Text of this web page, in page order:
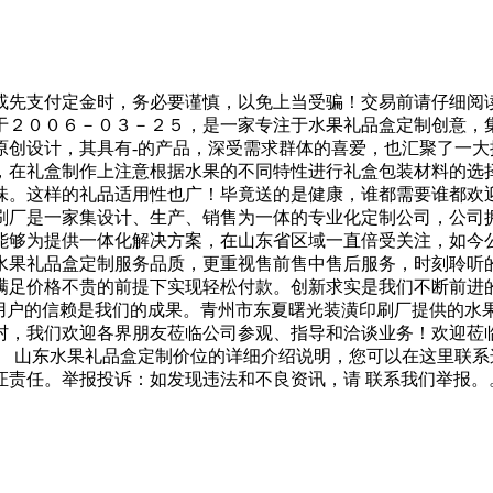
支付定金时，务必要谨慎，以免上当受骗！交易前请仔细
００６－０３－２５，是一家专注于水果礼品盒定制创意
创设计，其具有-的产品，深受需求群体的喜爱，也汇聚了
礼盒制作上注意根据水果的不同特性进行礼盒包装材料的
这样的礼品适用性也广！毕竟送的是健康，谁都需要谁都
是一家集设计、生产、销售为一体的专业化定制公司，公
够为提供一体化解决方案，在山东省区域一直倍受关注，
礼品盒定制服务品质，更重视售前售中售后服务，时刻聆
足价格不贵的前提下实现轻松付款。创新求实是我们不断
的信赖是我们的成果。青州市东夏曙光装潢印刷厂提供的
我们欢迎各界朋友莅临公司参观、指导和洽谈业务！欢迎
东水果礼品盒定制价位的详细介绍说明，您可以在这里联
任。举报投诉：如发现违法和不良资讯，请 联系我们举报